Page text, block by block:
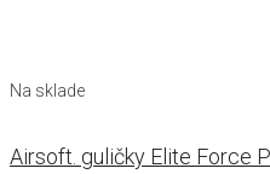
Na sklade
Airsoft. guličky Elite Force